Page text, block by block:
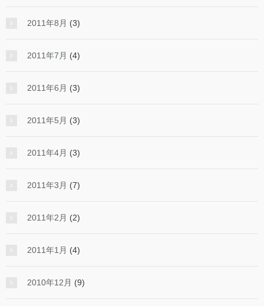
2011年8月 (3)
2011年7月 (4)
2011年6月 (3)
2011年5月 (3)
2011年4月 (3)
2011年3月 (7)
2011年2月 (2)
2011年1月 (4)
2010年12月 (9)